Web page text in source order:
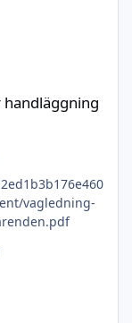
handläggning
vagledning-